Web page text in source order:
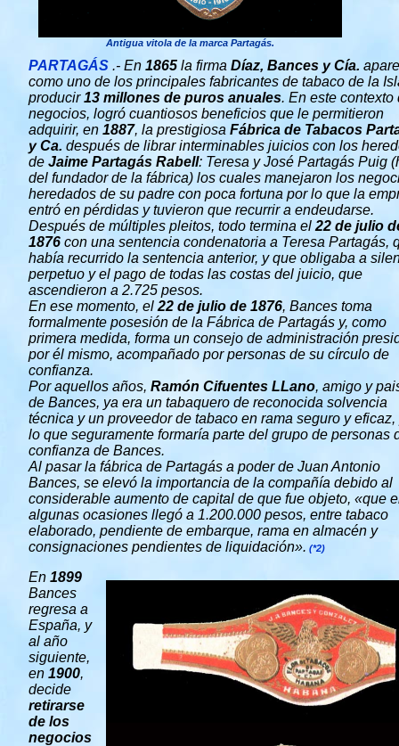
Antigua vitola de la marca Partagás.
PARTAGÁS .- En 1865 la firma Díaz, Bances y Cía.
como uno de los principales fabricantes de tabaco de la
producir13 millones de puros anuales. En este contexto
negocios, logró cuantiosos beneficios que le permitieron
adquirir, en 1887, la prestigiosa Fábrica de Tabacos
y Ca. después de librar interminables juicios con los
de Jaime Partagás Rabell: Teresa y José Partagás Puig
del fundador de la fábrica) los cuales manejaron los
heredados de su padre con poca fortuna por lo que la
entró en pérdidas y tuvieron que recurrir a endeudarse.
Después de múltiples pleitos, todo termina el 22 de julio
1876 con una sentencia condenatoria a Teresa Partagás,
había recurrido la sentencia anterior, y que obligaba a
perpetuo y el pago de todas las costas del juicio, que
ascendieron a 2.725 pesos.
En ese momento, el 22 de julio de 1876, Bances toma
formalmente posesión de la Fábrica de Partagás y, como
primera medida, forma un consejo de administración
por él mismo, acompañado por personas de su círculo de
confianza.
Por aquellos años, Ramón Cifuentes LLano, amigo y
de Bances, ya era un tabaquero de reconocida solvencia
técnica y un proveedor de tabaco en rama seguro y eficaz,
lo que seguramente formaría parte del grupo de personas
confianza de Bances.
Al pasar la fábrica de Partagás a poder de Juan Antonio
Bances, se elevó la importancia de la compañía debido al
considerable aumento de capital de que fue objeto, «que
algunas ocasiones llegó a 1.200.000 pesos, entre tabaco
elaborado, pendiente de embarque, rama en almacén y
consignaciones pendientes de liquidación». (*2)
En 1899
Bances
regresa a
España, y
al año
siguiente,
en 1900,
decide
retirarse
de los
negocios